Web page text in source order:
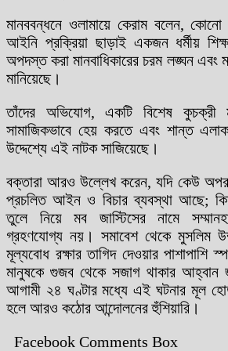
মানববন্ধনে ওলামায়ে কেরাম বলেন,
আইনি প্রক্রিয়া ছাড়াই একজন ধর্মীয়
অপদস্ত করা মানবাধিকারের চরম লঙ্ঘন এবং
মানিয়েছে।
তাঁদের অভিযোগ, একটি বিশেষ কুচক্রী
সামাজিকভাবে হেয় করতে এবং শান্ত
উদ্দেশ্যে এই নাটক সাজিয়েছে।
বক্তারা আরও উল্লেখ করেন, যদি কেউ
প্রচলিত আইন ও বিচার ব্যবস্থা আছে;
তুলে নিয়ে মব জাস্টিসের নামে
গ্রহণযোগ্য নয়। সমাবেশ থেকে মুসলিম
মূল্যবোধ রক্ষার তাগিদ দেওয়ার পাশাপাশি
মানুষকে গুজব থেকে সজাগ থাকার আহ্বান
আগামী ২৪ ঘণ্টার মধ্যে এই ঘটনার মূল
হলে আরও কঠোর আন্দোলনের হুঁশিয়ারি।
Facebook Comments Box